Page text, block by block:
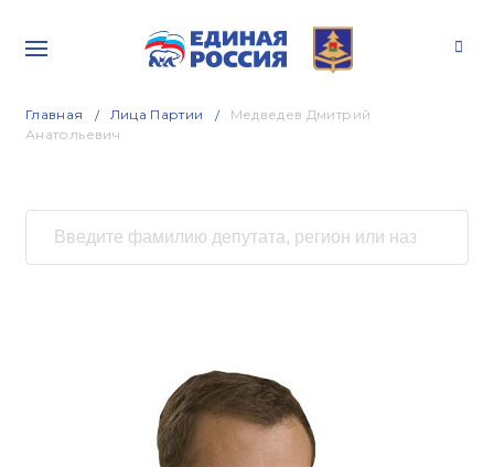
Главная Лица Партии
Медведев Дмитрий
Анатольевич